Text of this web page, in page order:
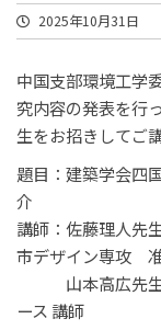
2025年10月31日
中国支部環境工学
究内容の発表を行
生をお招きしてご
題目：建築学会四
介
講師：佐藤理人先
市デザイン専攻
山本高広先生
ース 講師